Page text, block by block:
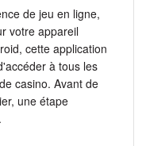
de jeu en ligne,
votre appareil
cette application
à tous les
casino. Avant de
une étape
.